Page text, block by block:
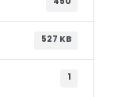
527 KB
1